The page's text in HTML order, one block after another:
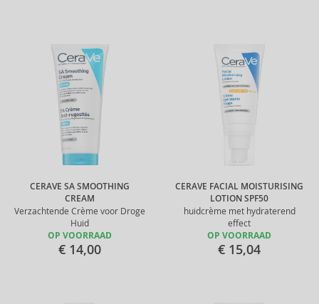
CERAVE SA SMOOTHING
CREAM
Verzachtende Crème voor Droge
Huid
OP VOORRAAD
€ 14,00
CERAVE FACIAL MOISTURISING
LOTION SPF50
huidcrème met hydraterend
effect
OP VOORRAAD
€ 15,04